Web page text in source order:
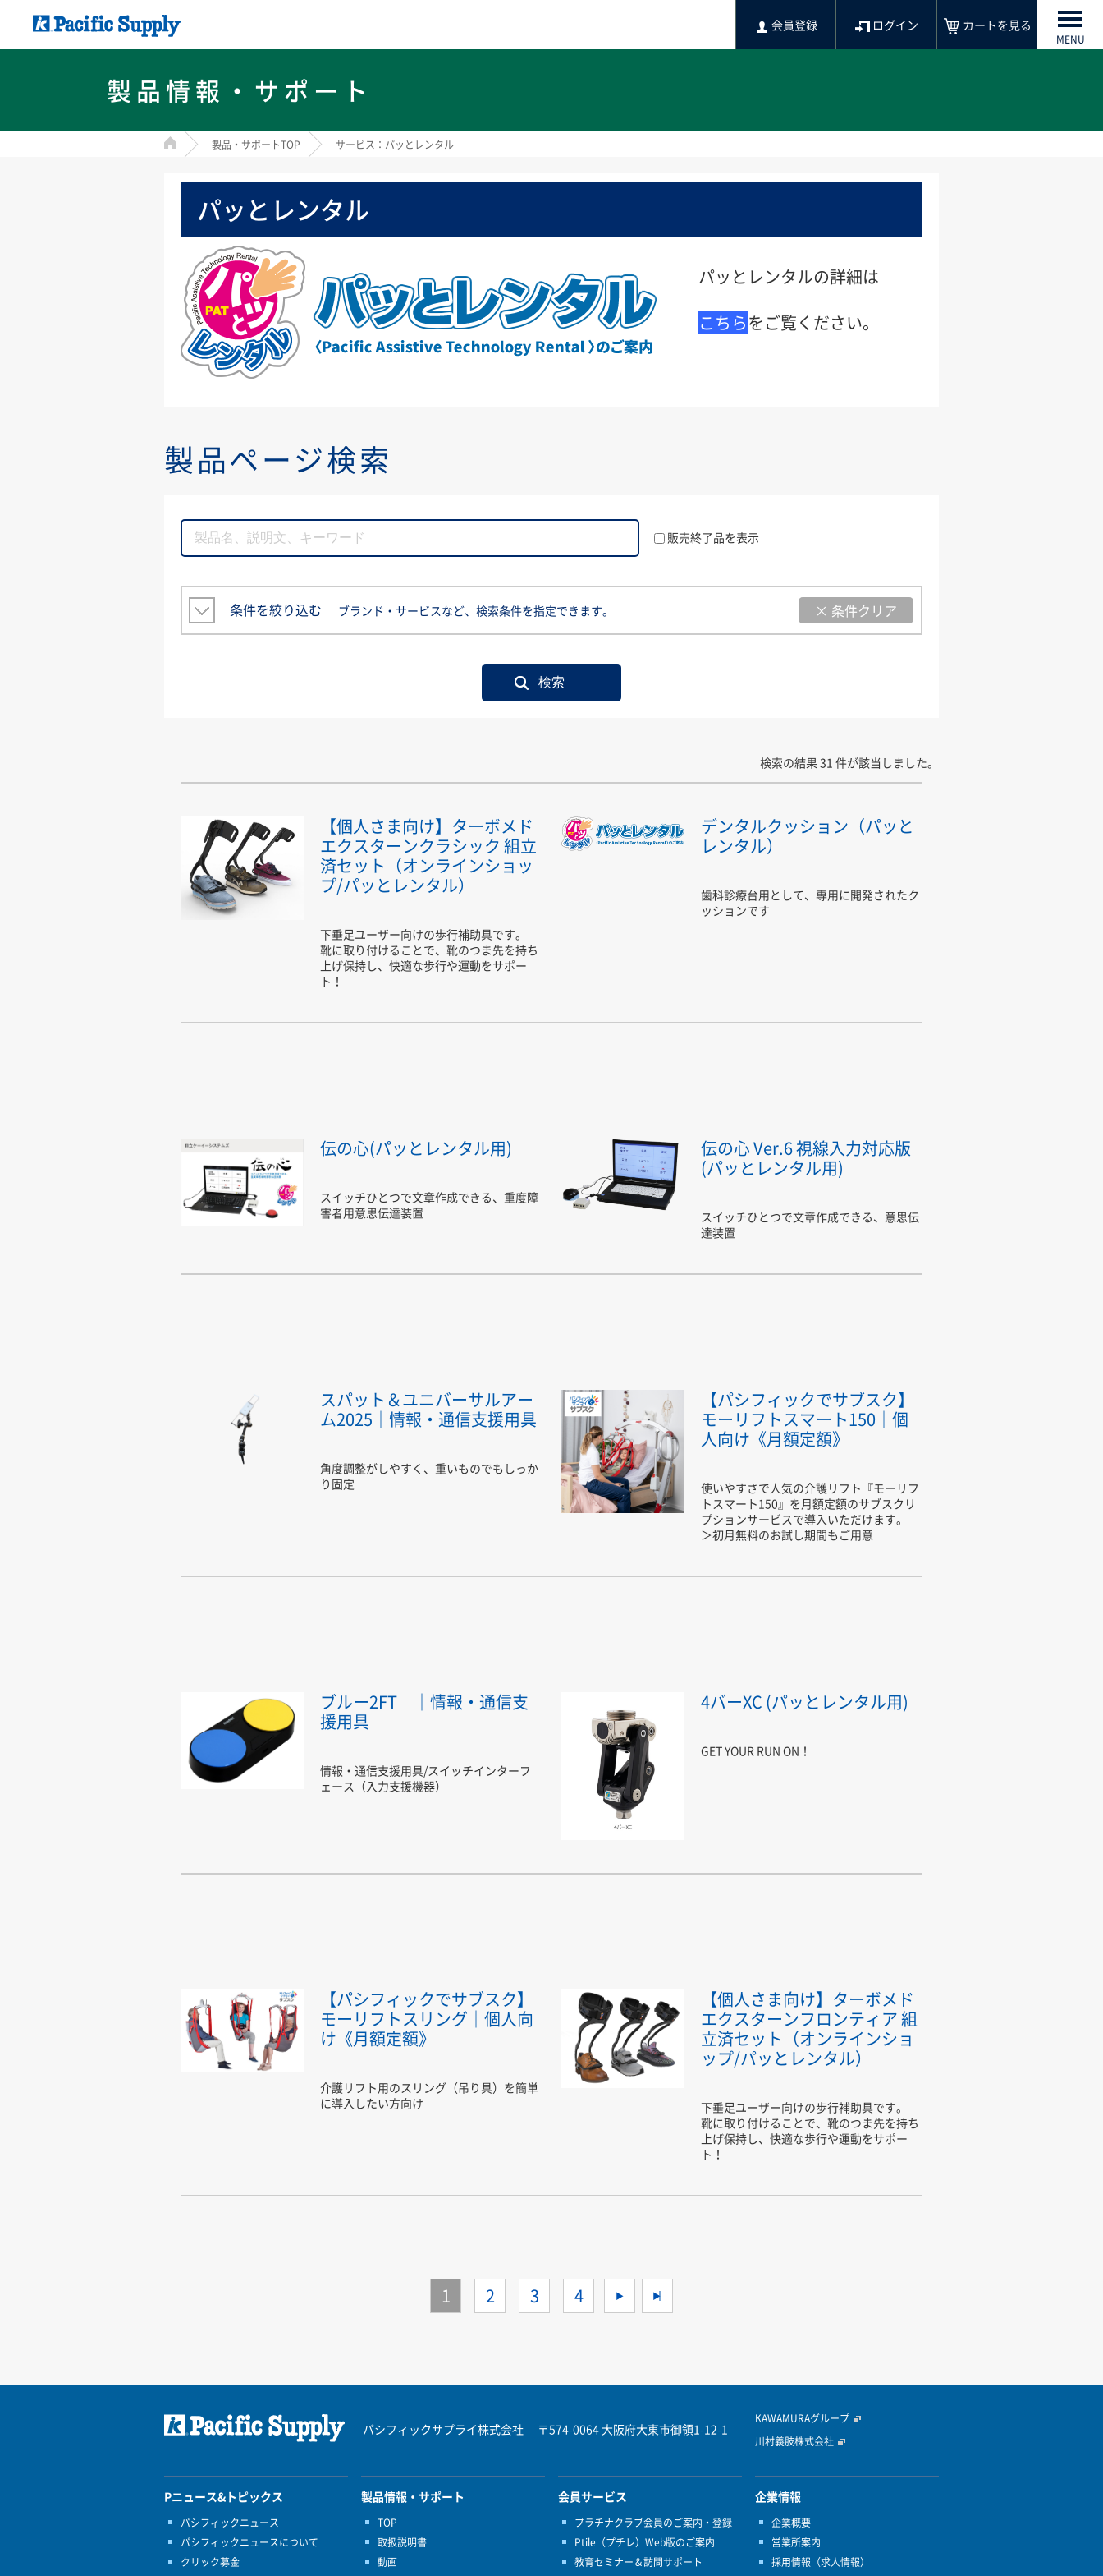
会員登録 ログイン カートを見る
MENU
製品情報・サポート
HOME 製品・サポートTOP サービス：パッとレンタル
パッとレンタル
パッとレンタルの詳細は
こちらをご覧ください。
製品ページ検索
販売終了品を表示
条件を絞り込む ブランド・サービスなど、検索条件を指定できます。 × 条件クリア
検索の結果 31 件が該当しました。
【個人さま向け】ターボメド
エクスターンクラシック 組立
済セット（オンラインショッ
プ/パッとレンタル）
下垂足ユーザー向けの歩行補助具です。
靴に取り付けることで、靴のつま先を持ち
上げ保持し、快適な歩行や運動をサポー
ト！
デンタルクッション（パッと
レンタル）
歯科診療台用として、専用に開発されたク
ッションです
伝の心(パッとレンタル用)
スイッチひとつで文章作成できる、重度障
害者用意思伝達装置
伝の心 Ver.6 視線入力対応版
(パッとレンタル用)
スイッチひとつで文章作成できる、意思伝
達装置
スパット＆ユニバーサルアー
ム2025｜情報・通信支援用具
角度調整がしやすく、重いものでもしっか
り固定
【パシフィックでサブスク】
モーリフトスマート150｜個
人向け《月額定額》
使いやすさで人気の介護リフト『モーリフ
トスマート150』を月額定額のサブスクリ
プションサービスで導入いただけます。
＞初月無料のお試し期間もご用意
ブルー2FT ｜情報・通信支
援用具
情報・通信支援用具/スイッチインターフ
ェース（入力支援機器）
4バーXC (パッとレンタル用)
GET YOUR RUN ON！
【パシフィックでサブスク】
モーリフトスリング｜個人向
け《月額定額》
介護リフト用のスリング（吊り具）を簡単
に導入したい方向け
【個人さま向け】ターボメド
エクスターンフロンティア 組
立済セット（オンラインショ
ップ/パッとレンタル）
下垂足ユーザー向けの歩行補助具です。
靴に取り付けることで、靴のつま先を持ち
上げ保持し、快適な歩行や運動をサポー
ト！
1 2 3 4
パシフィックサプライ株式会社 〒574-0064 大阪府大東市御領1-12-1
KAWAMURAグループ
川村義肢株式会社
Pニュース&トピックス
パシフィックニュース
パシフィックニュースについて
クリック募金
製品情報・サポート
TOP
取扱説明書
動画
会員サービス
プラチナクラブ会員のご案内・登録
Ptile（プチレ）Web版のご案内
教育セミナー＆訪問サポート
企業情報
企業概要
営業所案内
採用情報（求人情報）